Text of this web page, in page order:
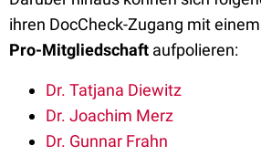
ihren DocCheck-Zugang mit
Pro-Mitgliedschaft aufpolieren:
Dr. Tatjana Diewitz
Dr. Joachim Merz
Dr. Gunnar Frahn